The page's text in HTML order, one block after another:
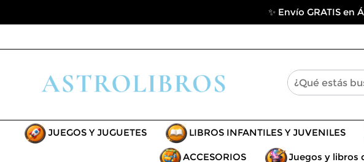
✨ Envío GRATIS en
JUEGOS Y JUGUETES LIBROS INFANTILES Y JUVENILES
ACCESORIOS Juegos y libros